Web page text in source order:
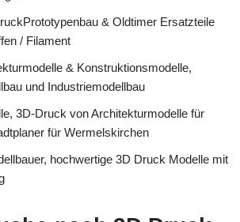
& Oldtimer Ersatzteile
/ Filament
& Konstruktionsmodelle,
und Industriemodellbau
3D-Druck von Architekturmodelle für
für Wermelskirchen
hochwertige 3D Druck Modelle mit